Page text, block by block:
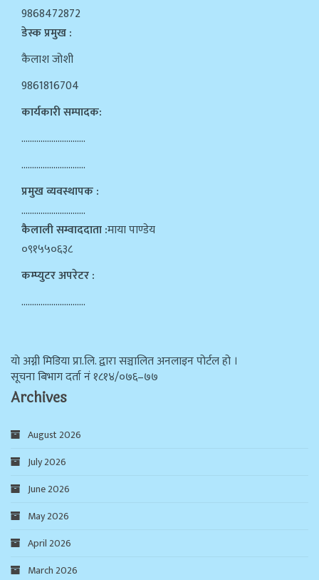
9868472872
डेस्क प्रमुख :
कैलाश जोशी
9861816704
कार्यकारी सम्पादक:
…………………………
…………………………
प्रमुख व्यवस्थापक :
…………………………
कैलाली सम्वाददाता :माया पाण्डेय
०९१५५०६३८
कम्प्युटर अपरेटर :
…………………………
याे अग्नी मिडिया प्रा.लि. द्वारा सञ्चालित अनलाइन पोर्टल हो ।
सूचना बिभाग दर्ता न‌ं १८१४/०७६–७७
Archives
August 2026
July 2026
June 2026
May 2026
April 2026
March 2026